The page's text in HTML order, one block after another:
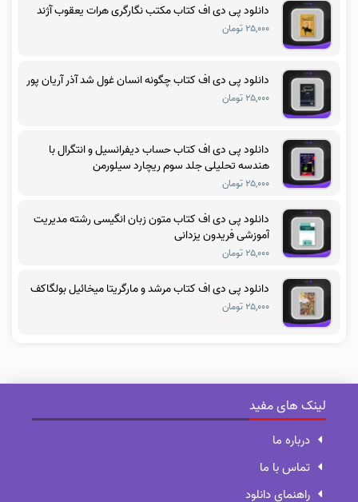
دانلود پی دی اف کتاب مکتب نگارگری هرات یعقوب آژند
۲۵,۰۰۰ تومان
دانلود پی دی اف کتاب چگونه انسان غول شد آذر آریان پور
۲۵,۰۰۰ تومان
دانلود پی دی اف کتاب حساب دیفرانسیل و انتگرال با
هندسه تحلیلی جلد سوم ریچارد سیلورمن
۲۵,۰۰۰ تومان
دانلود پی دی اف کتاب متون زبان انگیسی رشته مدیریت
آموزشی فریدون یزدانی
۲۵,۰۰۰ تومان
دانلود پی دی اف کتاب مرشد و مارگریتا میخائیل بولگاکف
۲۵,۰۰۰ تومان
لینک های مفید
درباره ما
تماس با ما
راهنمای دانلود